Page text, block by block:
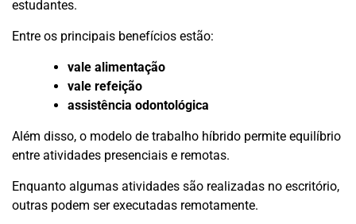
estudantes.
Entre os principais benefícios estão:
vale alimentação
vale refeição
assistência odontológica
Além disso, o modelo de trabalho híbrido permite equilíbrio
entre atividades presenciais e remotas.
Enquanto algumas atividades são realizadas no escritório,
outras podem ser executadas remotamente.